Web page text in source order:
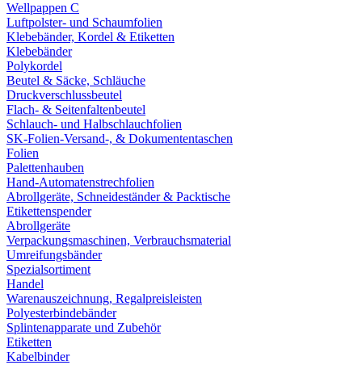
Wellpappen C
Luftpolster- und Schaumfolien
Klebebänder, Kordel & Etiketten
Klebebänder
Polykordel
Beutel & Säcke, Schläuche
Druckverschlussbeutel
Flach- & Seitenfaltenbeutel
Schlauch- und Halbschlauchfolien
SK-Folien-Versand-, & Dokumententaschen
Folien
Palettenhauben
Hand-Automatenstrechfolien
Abrollgeräte, Schneideständer & Packtische
Etikettenspender
Abrollgeräte
Verpackungsmaschinen, Verbrauchsmaterial
Umreifungsbänder
Spezialsortiment
Handel
Warenauszeichnung, Regalpreisleisten
Polyesterbindebänder
Splintenapparate und Zubehör
Etiketten
Kabelbinder